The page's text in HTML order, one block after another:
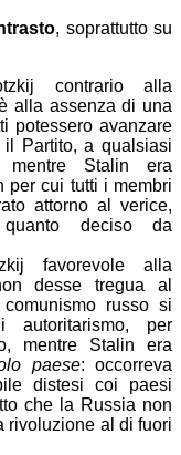
, soprattutto su
contrario alla
alla assenza di una
potessero avanzare
Partito, a qualsiasi
mentre Stalin era
per cui tutti i membri
attorno al verice,
quanto deciso da
favorevole alla
desse tregua al
russo si
per
mentre Stalin era
paese: occorreva
distesi coi paesi
che la Russia non
rivoluzione al di fuori